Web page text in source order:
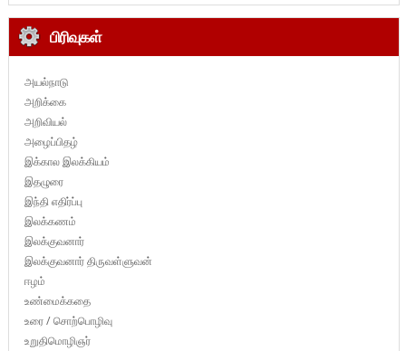
பிரிவுகள்
அயல்நாடு
அறிக்கை
அறிவியல்
அழைப்பிதழ்
இக்கால இலக்கியம்
இதழுரை
இந்தி எதிர்ப்பு
இலக்கணம்
இலக்குவனார்
இலக்குவனார் திருவள்ளுவன்
ஈழம்
உண்மைக்கதை
உரை / சொற்பொழிவு
உறுதிமொழிஞர்